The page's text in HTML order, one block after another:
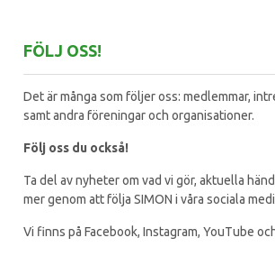
FÖLJ OSS!
Det är många som följer oss: medlemmar,
samt andra föreningar och organisationer.
Följ oss du också!
Ta del av nyheter om vad vi gör, aktuella
mer genom att följa SIMON i våra sociala
Vi finns på Facebook, Instagram, YouTube